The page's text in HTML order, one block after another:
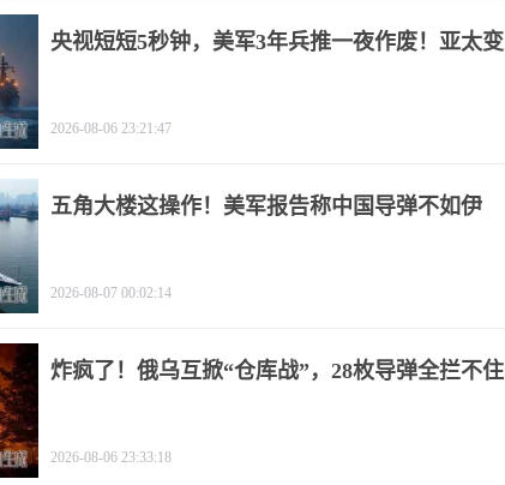
央视短短5秒钟，美军3年兵推一夜作废！亚太变
2026-08-06 23:21:47
五角大楼这操作！美军报告称中国导弹不如伊
2026-08-07 00:02:14
炸疯了！俄乌互掀“仓库战”，28枚导弹全拦不住
2026-08-06 23:33:18